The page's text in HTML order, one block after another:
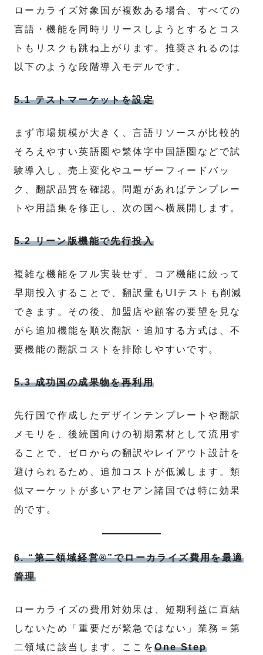
ローカライズ対象国が複数ある場合、すべての
言語・機能を同時リリースしようとするとコス
トもリスクも跳ね上がります。推奨されるのは
以下のような段階導入モデルです。
5.1 テストマーケットを設定
まず市場規模が大きく、言語リソースが比較的
そろえやすい英語圏や繁体字中国語圏などで試
験導入し、売上変化やユーザーフィードバッ
ク、翻訳品質を確認。問題があればテンプレー
トや用語集を修正し、次の国へ横展開します。
5.2 リーン版機能で先行投入
複雑な機能をフル実装せず、コア機能に絞って
早期投入することで、翻訳量もUIテストも削減
できます。その後、加盟店や顧客の要望を見な
がら追加機能を順次翻訳・追加する方式は、不
要機能の翻訳コストを排除しやすいです。
5.3 成功国の成果物を再利用
先行国で作成したデザインテンプレートや翻訳
メモリを、後続国向けの初期素材として流用す
ることで、ゼロからの翻訳やレイアウト設計を
避けられるため、追加コストが低減します。類
似マーケットが多いアセアン諸国では特に効果
的です。
6. “第二領域経営®”でローカライズ費用を最適
管理
ローカライズの費用対効果は、短期利益に直結
しないため「重要だが緊急ではない」業務＝第
二領域に該当します。ここをOne Step